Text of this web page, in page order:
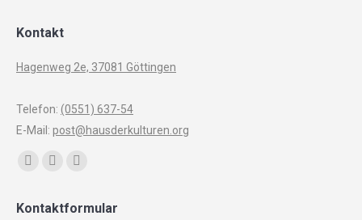
Kontakt
Hagenweg 2e, 37081 Göttingen
Telefon: (0551) 637-54
E-Mail: post@hausderkulturen.org
Finden Sie uns auf:
opensopensopens
Kontaktformular